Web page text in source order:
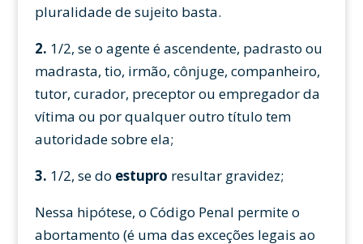
pluralidade de sujeito basta.
2. 1/2, se o agente é ascendente, padrasto ou
madrasta, tio, irmão, cônjuge, companheiro,
tutor, curador, preceptor ou empregador da
vítima ou por qualquer outro título tem
autoridade sobre ela;
3. 1/2, se do estupro resultar gravidez;
Nessa hipótese, o Código Penal permite o
abortamento (é uma das exceções legais ao